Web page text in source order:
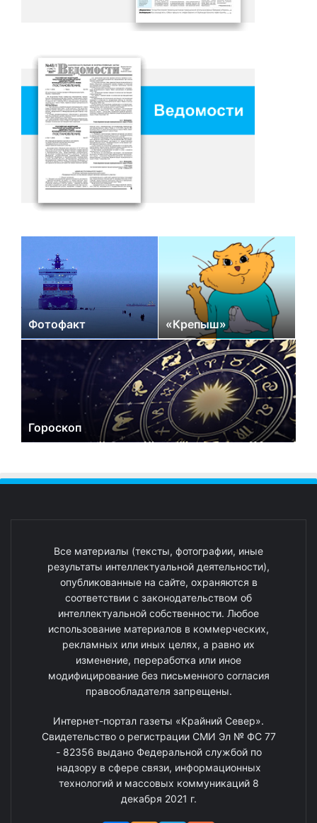
Фотофакт «Крепыш»
Гороскоп
Все материалы (тексты, фотографии, иные
результаты интеллектуальной деятельности),
опубликованные на сайте, охраняются в
соответствии с законодательством об
интеллектуальной собственности. Любое
использование материалов в коммерческих,
рекламных или иных целях, а равно их
изменение, переработка или иное
модифицирование без письменного согласия
правообладателя запрещены.
Интернет-портал газеты «Крайний Север».
Свидетельство о регистрации СМИ Эл № ФС 77
- 82356 выдано Федеральной службой по
надзору в сфере связи, информационных
технологий и массовых коммуникаций 8
декабря 2021 г.